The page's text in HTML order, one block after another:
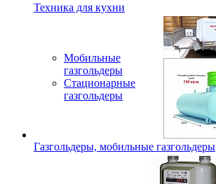
Техника для кухни
Мобильные
газгольдеры
Стационарные
газгольдеры
Газгольдеры, мобильные газгольдеры